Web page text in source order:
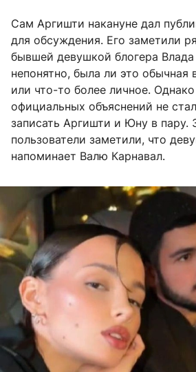
Сам Аргишти накануне дал
для обсуждения. Его заметили
бывшей девушкой блогера
непонятно, была ли это обычная
или что-то более личное.
официальных объяснений не
записать Аргишти и Юну в пару.
пользователи заметили, что
напоминает Валю Карнавал.